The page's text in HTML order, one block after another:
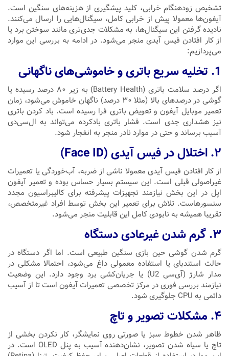
تشخیص زودهنگام خرابی، کلید پیشگیری از هزینه‌های سنگین است.
آیفون‌ها معمولا پیش از خرابی کامل، سیگنال‌هایی را ارسال می‌کنند.
نادیده گرفتن این سیگنال‌ها، به مشکلات جدی‌تری مانند سوختن برد یا
از کار افتادن فیس آیدی منجر می‌شود. در ادامه به بررسی این موارد
می‌پردازیم:
1. تخلیه سریع باتری و خاموشی‌های ناگهانی
اگر درصد سلامت باتری (Battery Health) به زیر ۸۰ درصد رسیده یا
گوشی در درصدهای بالا (مثلا ۳۰ درصد) ناگهان خاموش می‌شود، زمان
تعمیر موبایل آیفون و تعویض باتری فرا رسیده است. باد کردن باتری
نیز هشداری جدی است. فشار باتری بادکرده می‌تواند به ال‌سی‌دی
آسیب برساند و حتی در موارد نادر منجر به انفجار شود.
۲. اختلال در فیس آیدی (Face ID)
از کار افتادن فیس آیدی معمولا ناشی از ضربه، آب‌خوردگی یا تعمیرات
غیراصولی قبلی است. این سیستم بسیار حساس بوده و تعمیر آیفون
اپل در این بخش نیازمند تجهیزات پیشرفته برای کالیبراسیون مجدد
سنسورهاست. تلاش برای تعمیر این بخش توسط افراد غیرمتخصص،
تقریبا همیشه به نابودی کامل این قابلیت منجر می‌شود.
۳. گرم شدن غیرعادی دستگاه
گرم شدن گوشی حین بازی سنگین طبیعی است. اما اگر دستگاه در
حالت استندبای یا استفاده معمولی داغ می‌شود، احتمالا مشکلی در
مدار شارژ (آی‌سی U2) یا جریان‌کشی برد وجود دارد. این وضعیت
نیازمند بررسی فوری در مرکز تخصصی تعمیرات آیفون است تا از آسیب
دائمی به CPU جلوگیری شود.
۴. مشکلات تصویر و تاچ
ظاهر شدن خطوط سبز یا صورتی روی نمایشگر، کار نکردن بخشی از
تاچ یا سیاه شدن تصویر، نشان‌دهنده آسیب به پنل OLED است. در